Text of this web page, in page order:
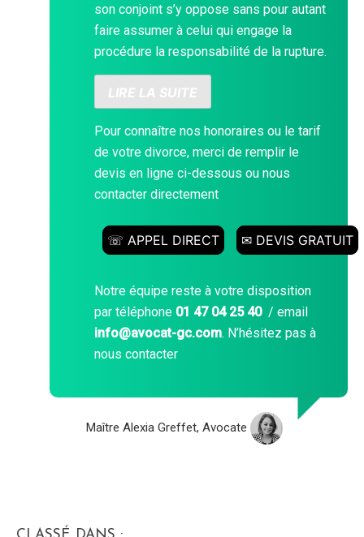
son conjoint s’y oppose sans pour autant
faire assumer à celui qui engage la
procédure la responsabilité de la rupture.
LIRE LA SUITE
Pour connaître nos honoraires ou le tarif
de votre divorce, merci de remplir le
devis en ligne ci-dessous ou nous
contacter directement
☏ APPEL DIRECT ✉ DEVIS GRATUIT
Notre équipe reste à votre disposition
par téléphone 01 47 04 25 40 / email
info@avocat-gc.com. N’hésitez pas à
nous contacter
Maître Alexia Greffet, Avocate